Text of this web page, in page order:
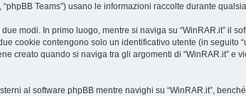
“phpBB Teams”) usano le informazioni raccolte durante
modi. In primo luogo, mentre si naviga su “WinRAR.it” il
cookie contengono solo un identificativo utente (in
creato quando si naviga tra gli argomenti di “WinRAR.it”
al software phpBB mentre navighi su “WinRAR.it”,